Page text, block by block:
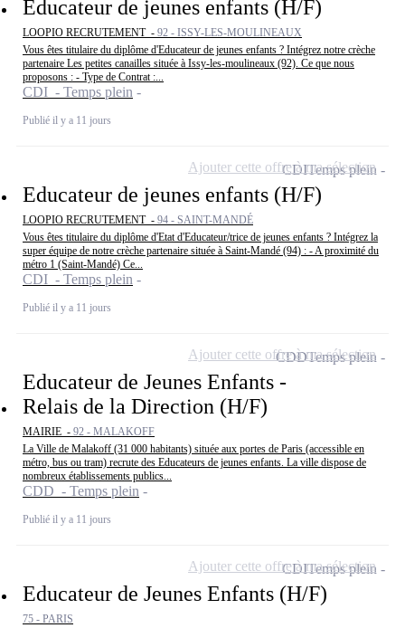
Educateur de jeunes enfants (H/F)
LOOPIO RECRUTEMENT - 92 - ISSY-LES-MOULINEAUX
Vous êtes titulaire du diplôme d'Educateur de jeunes enfants ? Intégrez notre crèche
partenaire Les petites canailles située à Issy-les-moulineaux (92). Ce que nous
proposons : - Type de Contrat :...
CDI - Temps plein
Publié il y a 11 jours
Educateur de jeunes enfants (H/F)
LOOPIO RECRUTEMENT - 94 - SAINT-MANDÉ
Vous êtes titulaire du diplôme d'Etat d'Educateur/trice de jeunes enfants ? Intégrez la
super équipe de notre crèche partenaire située à Saint-Mandé (94) : - A proximité du
métro 1 (Saint-Mandé) Ce...
CDI - Temps plein
Publié il y a 11 jours
CDITemps plein
Ajouter cette offre à ma sélection
Educateur de Jeunes Enfants -
Relais de la Direction (H/F)
MAIRIE - 92 - MALAKOFF
La Ville de Malakoff (31 000 habitants) située aux portes de Paris (accessible en
métro, bus ou tram) recrute des Educateurs de jeunes enfants. La ville dispose de
nombreux établissements publics...
CDD - Temps plein
Publié il y a 11 jours
CDDTemps plein
Ajouter cette offre à ma sélection
Educateur de Jeunes Enfants (H/F)
75 - PARIS
CDITemps plein
Ajouter cette offre à ma sélection